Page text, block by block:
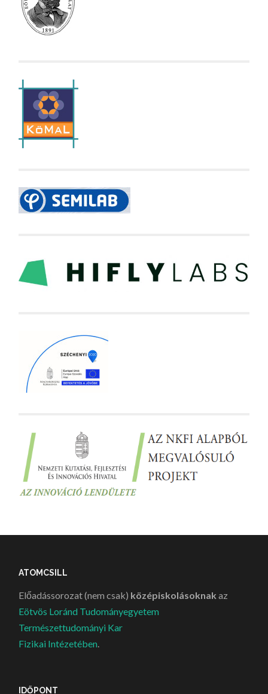
ATOMCSILL
Előadássorozat (nem csak) középiskolásoknak az
Eötvös Loránd Tudományegyetem
Természettudományi Kar
Fizikai Intézetében.
IDŐPONT